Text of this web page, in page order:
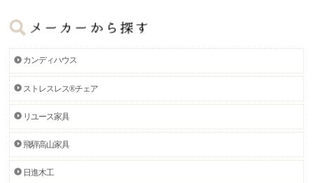
カンディハウス
ストレスレス®チェア
リユース家具
飛騨高山家具
日進木工